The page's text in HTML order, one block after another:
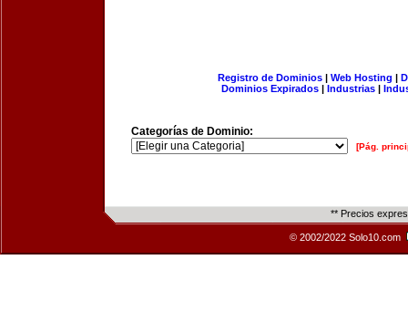
Registro de Dominios| Web Hosting |
Dominios Expirados | Industrias |
Categorías de Dominio:
[Pág.
** Precios
© 2002/2022 Solo10.com